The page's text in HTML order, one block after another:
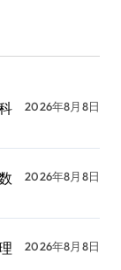
2026年8月8日
2026年8月8日
2026年8月8日